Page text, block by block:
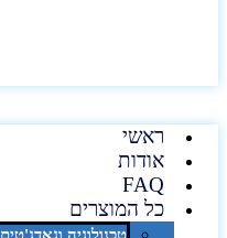
ראשי
אודות
FAQ
כל המוצרים